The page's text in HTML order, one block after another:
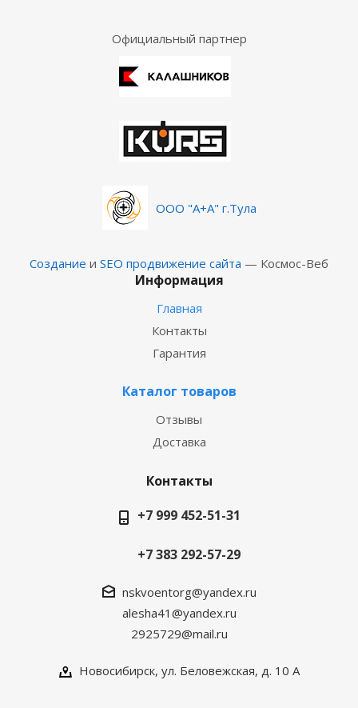
Официальный партнер
ООО "А+А" г.Тула
Создание и SEO продвижение сайта — Космос-Веб
Информация
Главная
Контакты
Гарантия
Каталог товаров
Отзывы
Доставка
Контакты
+7 999 452-51-31
+7 383 292-57-29
nskvoentorg@yandex.ru
alesha41@yandex.ru
2925729@mail.ru
Новосибирск, ул. Беловежская, д. 10 А